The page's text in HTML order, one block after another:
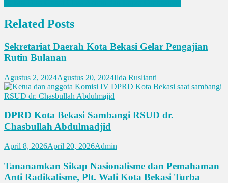
Related Posts
Sekretariat Daerah Kota Bekasi Gelar Pengajian
Rutin Bulanan
Agustus 2, 2024Agustus 20, 2024Ilda Ruslianti
DPRD Kota Bekasi Sambangi RSUD dr.
Chasbullah Abdulmadjid
April 8, 2026April 20, 2026Admin
Tananamkan Sikap Nasionalisme dan Pemahaman
Anti Radikalisme, Plt. Wali Kota Bekasi Turba